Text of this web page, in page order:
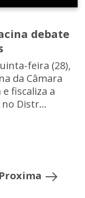
debate
feira (28),
da Câmara
fiscaliza a
Distr...
Proxima